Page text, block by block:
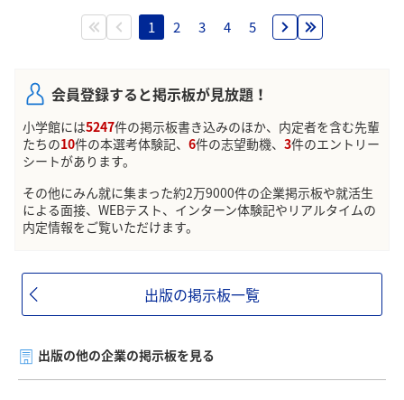
1 2 3 4 5
会員登録すると掲示板が見放題！
小学館には5247件の掲示板書き込みのほか、内定者を含む先輩
たちの10件の本選考体験記、 6件の志望動機、 3件のエントリー
シートがあります。
その他にみん就に集まった約2万9000件の企業掲示板や就活生
による面接、WEBテスト、インターン体験記やリアルタイムの
内定情報をご覧いただけます。
出版の掲示板一覧
出版の他の企業の掲示板を見る